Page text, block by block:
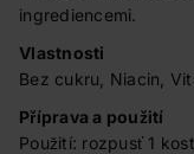
ingrediencemi.
Vlastnosti
Bez cukru, Niacin,
Příprava a použití
Použití: rozpusť 1